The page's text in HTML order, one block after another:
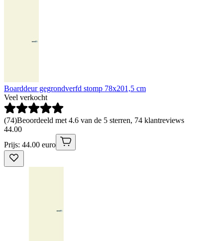
Boarddeur gegrondverfd stomp 78x201,5 cm
Veel verkocht
(74)Beoordeeld met 4.6 van de 5 sterren, 74 klantreviews
44.00
Prijs: 44.00 euro